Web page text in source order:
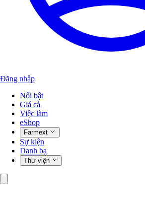
Đăng nhập
Nổi bật
Giá cả
Việc làm
eShop
Farmext
Sự kiện
Danh bạ
Thư viện